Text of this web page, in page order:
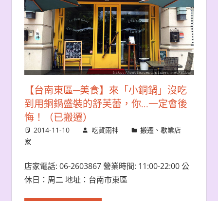
【台南東區─美食】來「小銅鍋」沒吃
到用銅鍋盛裝的舒芙蕾，你…一定會後
悔！（已搬遷）
2014-11-10 吃貨雨神
搬遷、歇業店
家
店家電話: 06-2603867 營業時間: 11:00-22:00 公
休日：周二 地址：台南市東區